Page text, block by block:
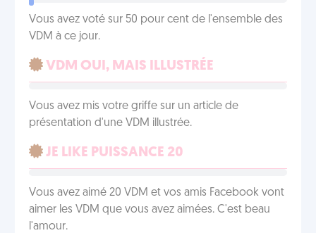
Vous avez voté sur 50 pour cent de l'ensemble des
VDM à ce jour.
VDM OUI, MAIS ILLUSTRÉE
Vous avez mis votre griffe sur un article de
présentation d'une VDM illustrée.
JE LIKE PUISSANCE 20
Vous avez aimé 20 VDM et vos amis Facebook vont
aimer les VDM que vous avez aimées. C'est beau
l'amour.